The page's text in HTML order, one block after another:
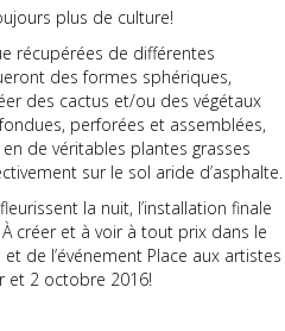
plus de culture!
récupérées de différentes
des formes sphériques,
des cactus et/ou des végétaux
perforées et assemblées,
de véritables plantes grasses
sur le sol aride d’asphalte.
la nuit, l’installation finale
créer et à voir à tout prix dans le
de l’événement Place aux artistes
et 2 octobre 2016!